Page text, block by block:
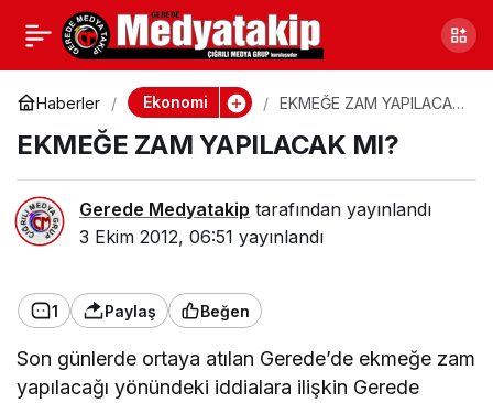
Haberler Ekonomi
EKMEĞE ZAM YAPILACAK
EKMEĞE ZAM YAPILACAK MI?
Gerede Medyatakip tarafından yayınlandı
3 Ekim 2012, 06:51 yayınlandı
1 Paylaş Beğen
Son günlerde ortaya atılan Gerede’de ekmeğe zam
yapılacağı yönündeki iddialara ilişkin Gerede
DERİDEN İNANILMAZ
ESERLER
Paylaş